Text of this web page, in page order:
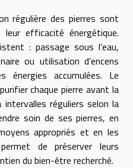
régulière des pierres sont
efficacité énergétique.
: passage sous l’eau,
ou utilisation d’encens
énergies accumulées. Le
chaque pierre avant la
réguliers selon la
soin de ses pierres, en
appropriés et en les
de préserver leurs
du bien-être recherché.